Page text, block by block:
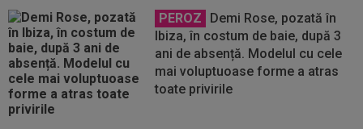
PEROZ
Demi Rose, pozată în
Ibiza, în costum de baie, după 3
ani de absență. Modelul cu cele
mai voluptuoase forme a atras
toate privirile